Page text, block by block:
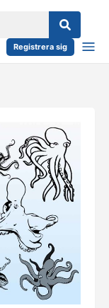
Registrera sig